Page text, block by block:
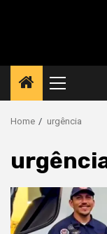
Primary
Menu
Home urgência